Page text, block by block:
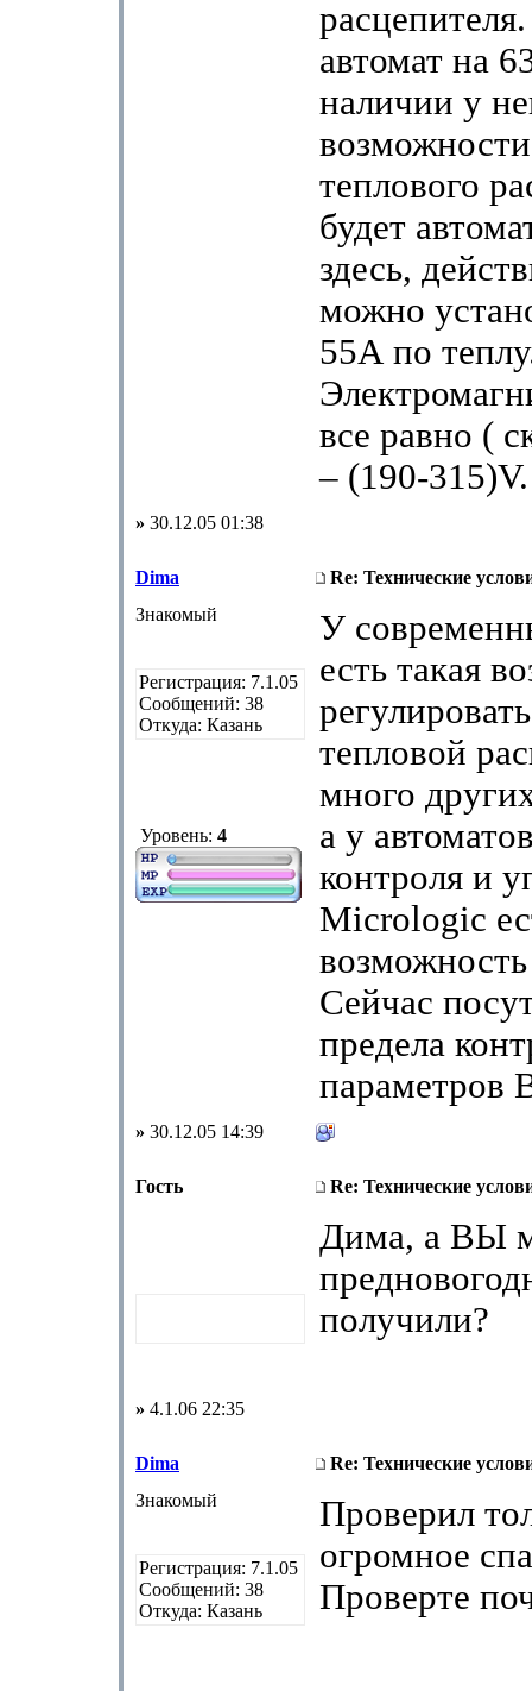
автомат на
наличии у
теплового
будет
здесь,
можно
55А по
все равно (
– (190-315)V.
» 30.12.05 01:38
Dima
Re: Технические
Знакомый
Регистрация: 7.1.05
Сообщений: 38
Откуда: Казань
Уровень: 4
У
есть такая
тепловой
много
а у
контроля и
Micrologic
Сейчас
предела
параметров
» 30.12.05 14:39
Гость Re: Технические
Дима, а ВЫ
получили?
» 4.1.06 22:35
Dima
Re: Технические
Знакомый
Регистрация: 7.1.05
Сообщений: 38
Откуда: Казань
Проверил
огромное
Проверте